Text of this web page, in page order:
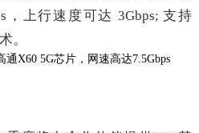
，上行速度可达 3Gbps; 支持
。